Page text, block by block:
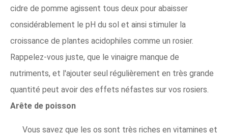
cidre de pomme agissent tous deux pour abaisser
considérablement le pH du sol et ainsi stimuler la
croissance de plantes acidophiles comme un rosier.
Rappelez-vous juste, que le vinaigre manque de
nutriments, et l'ajouter seul régulièrement en très grande
quantité peut avoir des effets néfastes sur vos rosiers.
Arête de poisson
Vous savez que les os sont très riches en vitamines et